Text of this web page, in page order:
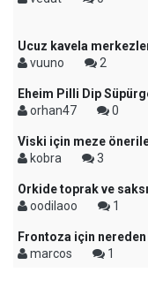
Ucuz kavela
vuuno
2
Eheim Pilli Dip
orhan47
0
Viski için meze
kobra
3
Orkide toprak ve
oodilaoo
1
Frontoza için
marcos
1